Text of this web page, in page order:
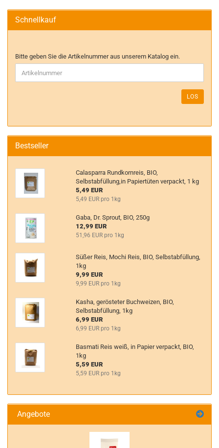
Schnellkauf
Bitte geben Sie die Artikelnummer aus unserem Katalog ein.
LOS
Bestseller
Calasparra Rundkornreis, BIO,
Selbstabfüllung,in Papiertüten verpackt, 1 kg
5,49 EUR
5,49 EUR pro 1kg
Gaba, Dr. Sprout, BIO, 250g
12,99 EUR
51,96 EUR pro 1kg
Süßer Reis, Mochi Reis, BIO, Selbstabfüllung,
1kg
9,99 EUR
9,99 EUR pro 1kg
Kasha, gerösteter Buchweizen, BIO,
Selbstabfüllung, 1kg
6,99 EUR
6,99 EUR pro 1kg
Basmati Reis weiß, in Papier verpackt, BIO,
1kg
5,59 EUR
5,59 EUR pro 1kg
Angebote